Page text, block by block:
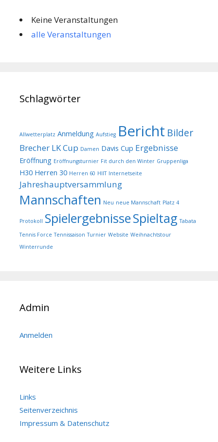
Keine Veranstaltungen
alle Veranstaltungen
Schlagwörter
Allwetterplatz Anmeldung Aufstieg Bericht Bilder
Brecher LK Cup Damen Davis Cup Ergebnisse
Eröffnung Eröffnungsturnier Fit durch den Winter Gruppenliga
H30 Herren 30 Herren 60 HIIT Internetseite
Jahreshauptversammlung
Mannschaften Neu neue Mannschaft Platz 4
Protokoll SpielergebnisseSpieltag Tabata
Tennis Force Tennissaison Turnier Website Weihnachtstour
Winterrunde
Admin
Anmelden
Weitere Links
Links
Seitenverzeichnis
Impressum & Datenschutz